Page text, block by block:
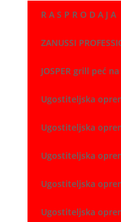
R A S P R O D A J A
ZANUSSI
JOSPER grill peć
Ugostiteljska
Ugostiteljska
Ugostiteljska
Ugostiteljska
Ugostiteljska